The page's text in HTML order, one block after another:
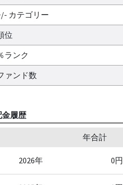
カテゴリー
位
ランク
ァンド数
金履歴
年合計
2026年 0円